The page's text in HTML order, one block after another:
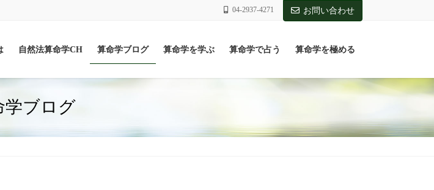
04-2937-4271 お問い合わせ
自然法算命学CH 算命学ブログ 算命学を学ぶ 算命学で占う 算命学を極める
学ブログ